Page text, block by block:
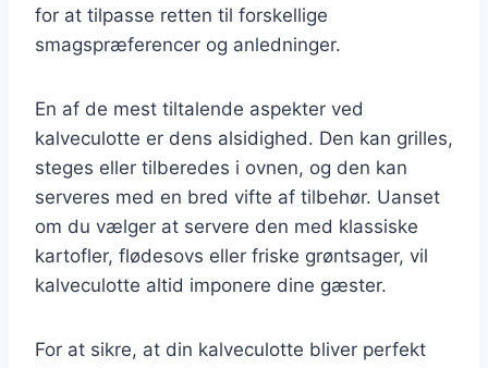
for at tilpasse retten til forskellige
smagspræferencer og anledninger.
En af de mest tiltalende aspekter ved
kalveculotte er dens alsidighed. Den kan grilles,
steges eller tilberedes i ovnen, og den kan
serveres med en bred vifte af tilbehør. Uanset
om du vælger at servere den med klassiske
kartofler, flødesovs eller friske grøntsager, vil
kalveculotte altid imponere dine gæster.
For at sikre, at din kalveculotte bliver perfekt